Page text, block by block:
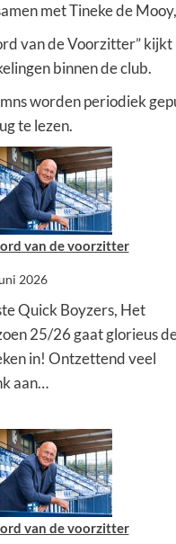
met Tineke de
van de Voorzitter”
binnen de club.
worden periodiek
te lezen.
van de voorzitter
2026
Quick Boyzers, Het
25/26 gaat glorieus
in! Ontzettend veel
aan…
van de voorzitter